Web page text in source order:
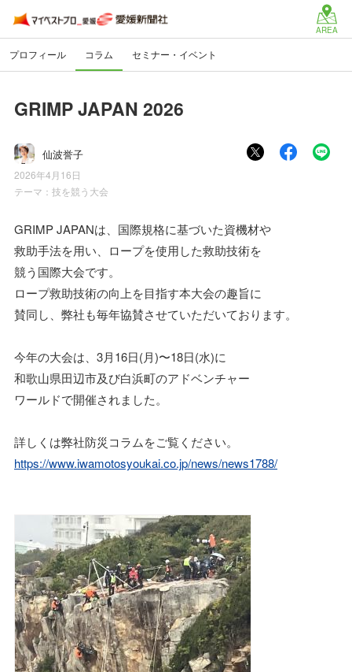
AREA
プロフィール コラム セミナー・イベント
GRIMP JAPAN 2026
仙波誉子
2026年4月16日
テーマ： 技を競う大会
GRIMP JAPANは、国際規格に基づいた資機材や
救助手法を用い、ロープを使用した救助技術を
競う国際大会です。
ロープ救助技術の向上を目指す本大会の趣旨に
賛同し、弊社も毎年協賛させていただいております。
今年の大会は、3月16日(月)〜18日(水)に
和歌山県田辺市及び白浜町のアドベンチャー
ワールドで開催されました。
詳しくは弊社防災コラムをご覧ください。
https://www.iwamotosyoukai.co.jp/news/news1788/